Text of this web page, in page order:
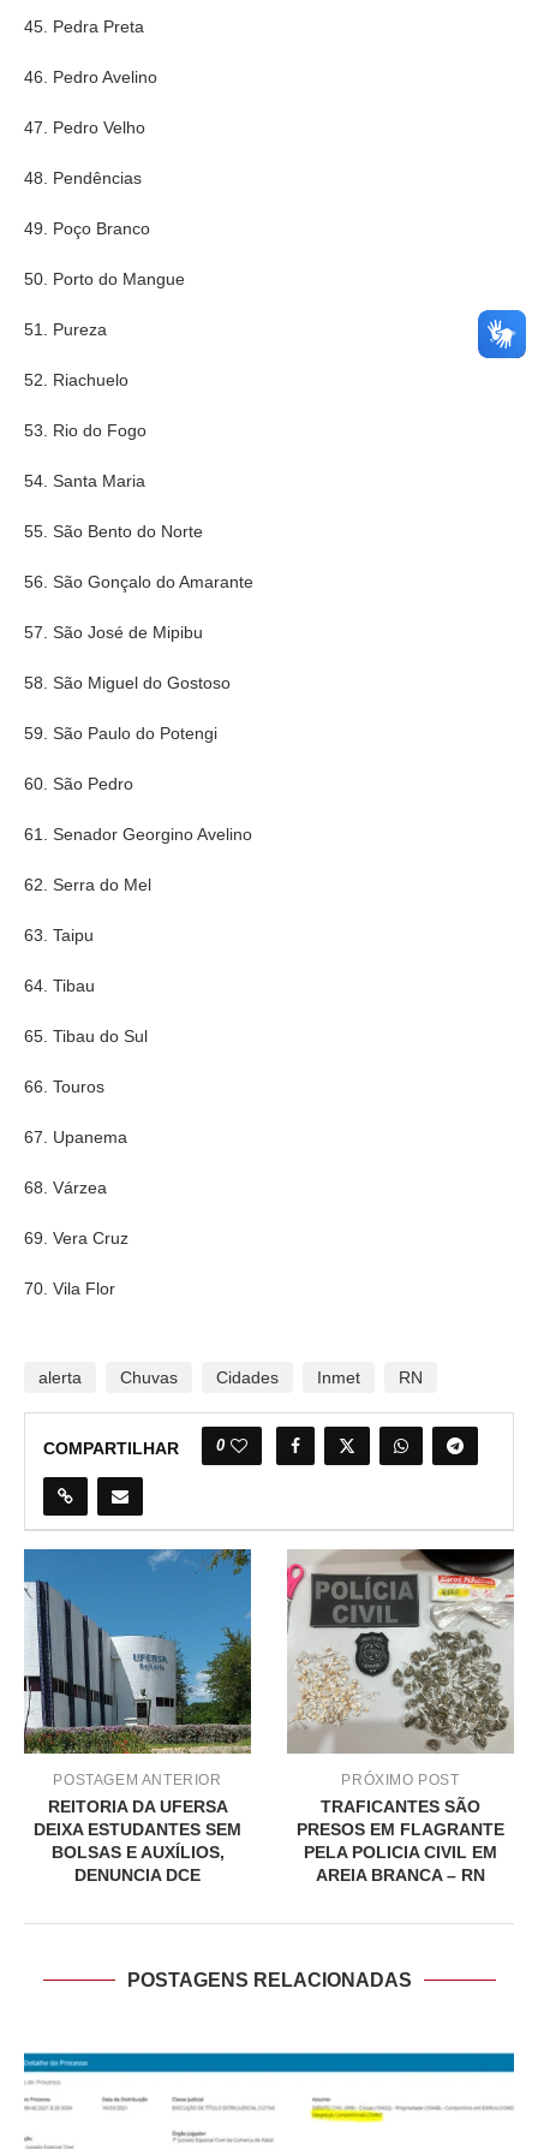
45. Pedra Preta
46. Pedro Avelino
47. Pedro Velho
48. Pendências
49. Poço Branco
50. Porto do Mangue
51. Pureza
52. Riachuelo
53. Rio do Fogo
54. Santa Maria
55. São Bento do Norte
56. São Gonçalo do Amarante
57. São José de Mipibu
58. São Miguel do Gostoso
59. São Paulo do Potengi
60. São Pedro
61. Senador Georgino Avelino
62. Serra do Mel
63. Taipu
64. Tibau
65. Tibau do Sul
66. Touros
67. Upanema
68. Várzea
69. Vera Cruz
70. Vila Flor
alerta Chuvas Cidades Inmet RN
COMPARTILHAR 0
POSTAGEM ANTERIOR
REITORIA DA UFERSA
DEIXA ESTUDANTES SEM
BOLSAS E AUXÍLIOS,
DENUNCIA DCE
PRÓXIMO POST
TRAFICANTES SÃO
PRESOS EM FLAGRANTE
PELA POLICIA CIVIL EM
AREIA BRANCA – RN
POSTAGENS RELACIONADAS